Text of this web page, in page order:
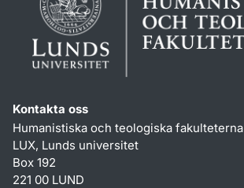
Kontakta oss
Humanistiska och teologiska fakulteterna
LUX, Lunds universitet
Box 192
221 00 LUND